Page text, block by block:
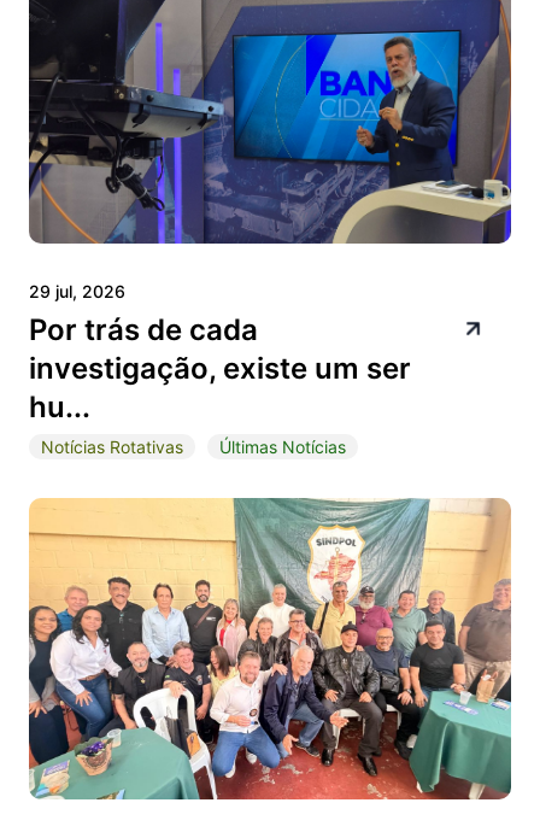
29 jul, 2026
Por trás de cada
investigação, existe um ser
hu...
Notícias Rotativas Últimas Notícias